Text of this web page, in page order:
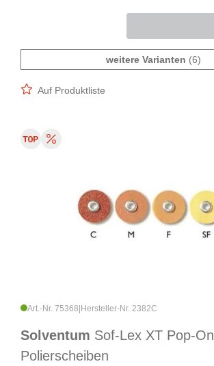
weitere Varianten (6)
Auf Produktliste
Art.-Nr. 75368 Hersteller-Nr. 2382C
Solventum Sof-Lex XT Pop-On
Polierscheiben